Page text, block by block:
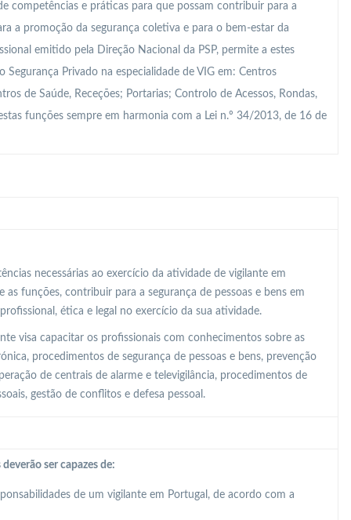
competências e práticas para que possam contribuir para a
a promoção da segurança coletiva e para o bem-estar da
emitido pela Direção Nacional da PSP, permite a estes
Privado na especialidade de VIG em: Centros
de Saúde, Receções; Portarias; Controlo de Acessos, Rondas,
funções sempre em harmonia com a Lei n.º 34/2013, de 16 de
necessárias ao exercício da atividade de vigilante em
as funções, contribuir para a segurança de pessoas e bens em
ética e legal no exercício da sua atividade.
visa capacitar os profissionais com conhecimentos sobre as
procedimentos de segurança de pessoas e bens, prevenção
de centrais de alarme e televigilância, procedimentos de
gestão de conflitos e defesa pessoal.
ser capazes de:
de um vigilante em Portugal, de acordo com a